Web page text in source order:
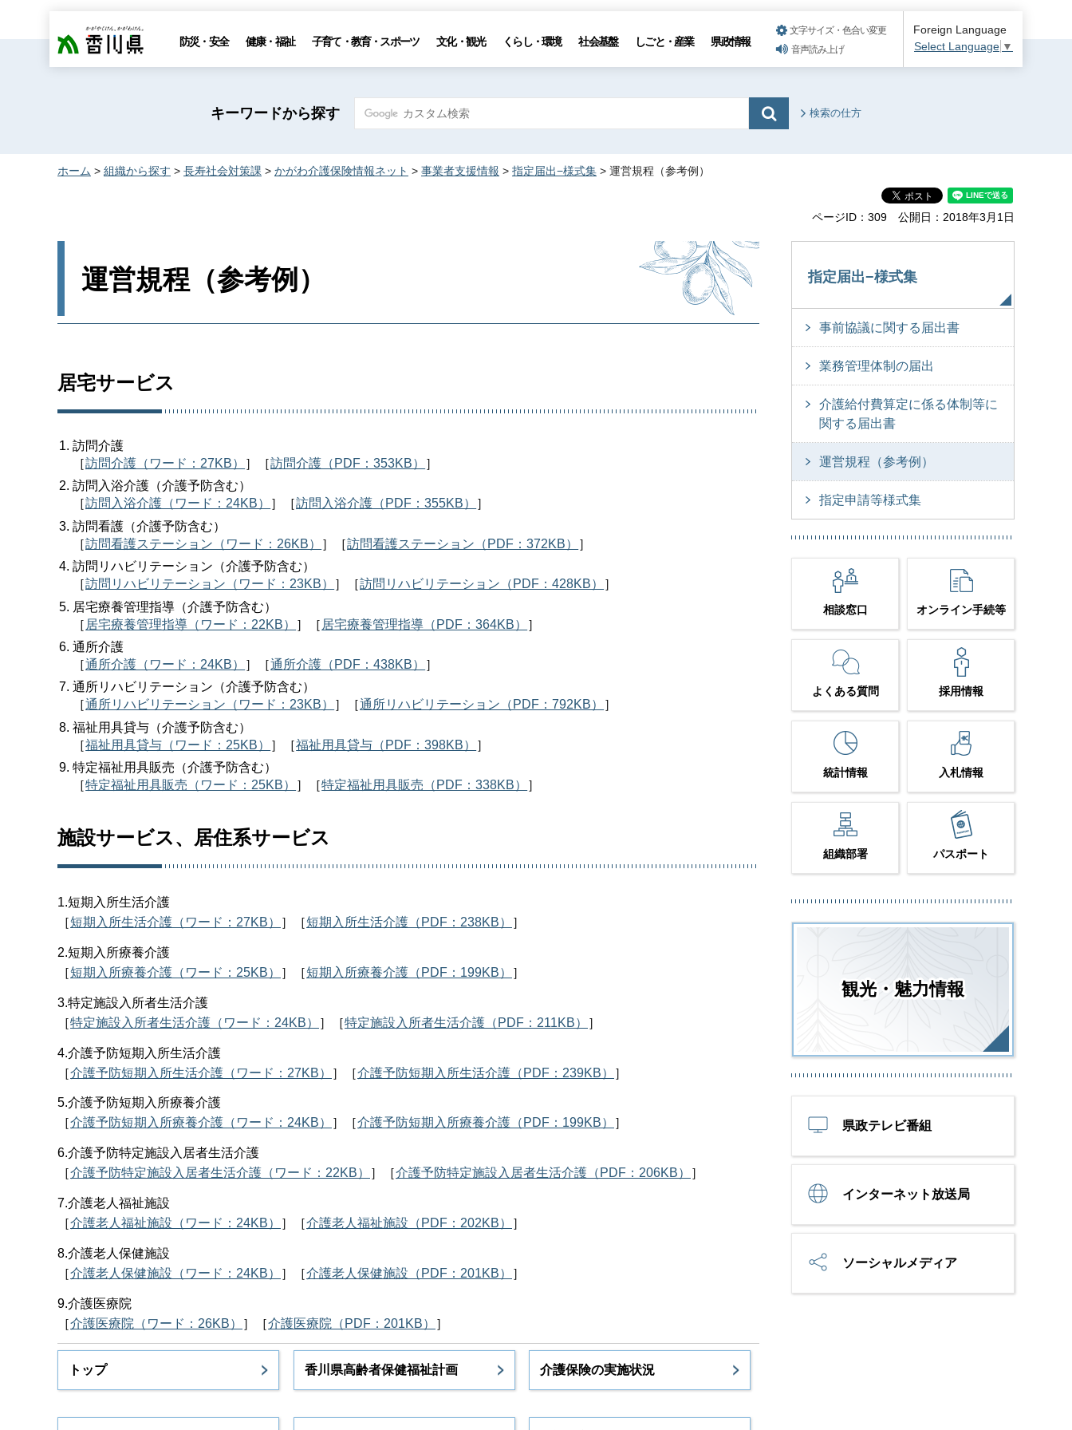
香川県 防災・安全 健康・福祉 子育て・教育・スポーツ 文化・観光 くらし・環境 社会基盤 しごと・産業 県政情報
文字サイズ・色合い変更
音声読み上げ
Foreign Language
Select Language ▼
キーワードから探す 検索の仕方
ホーム > 組織から探す > 長寿社会対策課 > かがわ介護保険情報ネット > 事業者支援情報 > 指定届出−様式集 > 運営規程（参考例）
ページID：309 公開日：2018年3月1日
運営規程（参考例）
居宅サービス
訪問介護
［訪問介護（ワード：27KB） ］［訪問介護（PDF：353KB）
］
訪問入浴介護（介護予防含む）
［訪問入浴介護（ワード：24KB） ］［訪問入浴介護（PDF：355KB）
］
訪問看護（介護予防含む）
［訪問看護ステーション（ワード：26KB） ］［訪問看護ステーション（PDF：372KB）
］
訪問リハビリテーション（介護予防含む）
［訪問リハビリテーション（ワード：23KB） ］［訪問リハビリテーション（PDF：428KB）
］
居宅療養管理指導（介護予防含む）
［ 居宅療養管理指導（ワード：22KB） ］［ 居宅療養管理指導（PDF：364KB）
］
通所介護
［通所介護（ワード：24KB） ］［通所介護（PDF：438KB）
］
通所リハビリテーション（介護予防含む）
［通所リハビリテーション（ワード：23KB） ］［通所リハビリテーション（PDF：792KB）
］
福祉用具貸与（介護予防含む）
［福祉用具貸与（ワード：25KB） ］［福祉用具貸与（PDF：398KB）
］
特定福祉用具販売（介護予防含む）
［特定福祉用具販売（ワード：25KB） ］［特定福祉用具販売（PDF：338KB） ］
施設サービス、居住系サービス
1.短期入所生活介護
［短期入所生活介護（ワード：27KB） ］［短期入所生活介護（PDF：238KB） ］
2.短期入所療養介護
［短期入所療養介護（ワード：25KB） ］［短期入所療養介護（PDF：199KB） ］
3.特定施設入所者生活介護
［特定施設入所者生活介護（ワード：24KB） ］［特定施設入所者生活介護（PDF：211KB） ］
4.介護予防短期入所生活介護
［介護予防短期入所生活介護（ワード：27KB） ］［介護予防短期入所生活介護（PDF：239KB） ］
5.介護予防短期入所療養介護
［介護予防短期入所療養介護（ワード：24KB） ］［介護予防短期入所療養介護（PDF：199KB） ］
6.介護予防特定施設入居者生活介護
［介護予防特定施設入居者生活介護（ワード：22KB） ］［介護予防特定施設入居者生活介護（PDF：206KB） ］
7.介護老人福祉施設
［介護老人福祉施設（ワード：24KB） ］［介護老人福祉施設（PDF：202KB） ］
8.介護老人保健施設
［介護老人保健施設（ワード：24KB） ］［介護老人保健施設（PDF：201KB） ］
​​9.介護医療院
［介護医療院（ワード：26KB） ］［介護医療院（PDF：201KB） ］
トップ 香川県高齢者保健福祉計画 介護保険の実施状況
指定届出−様式集
事前協議に関する届出書
業務管理体制の届出
介護給付費算定に係る体制等に
関する届出書
運営規程（参考例）
指定申請等様式集
相談窓口 オンライン手続等
よくある質問 採用情報
統計情報 入札情報
組織部署 パスポート
観光・魅力情報
県政テレビ番組
インターネット放送局
ソーシャルメディア